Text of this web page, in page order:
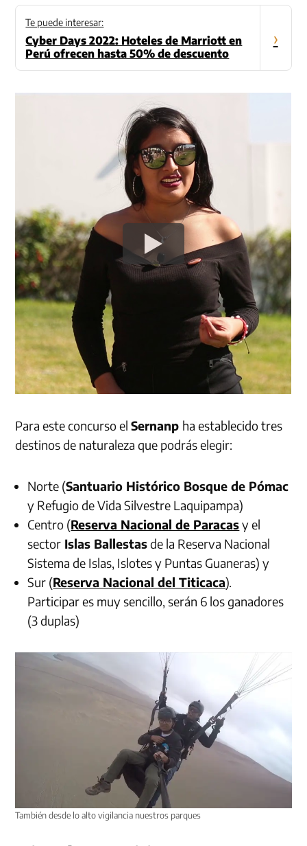
Te puede interesar:
Cyber Days 2022: Hoteles de Marriott en
Perú ofrecen hasta 50% de descuento
›
Para este concurso elSernanp ha establecido tres
destinos de naturaleza que podrás elegir:
Norte (Santuario Histórico Bosque de Pómac
y Refugio de Vida Silvestre Laquipampa)
Centro (Reserva Nacional de Paracasy el
sector Islas Ballestasde la Reserva Nacional
Sistema de Islas, Islotes y Puntas Guaneras) y
Sur (Reserva Nacional del Titicaca).
Participar es muy sencillo, serán 6 los ganadores
(3 duplas)
También desde lo alto vigilancia nuestros parques